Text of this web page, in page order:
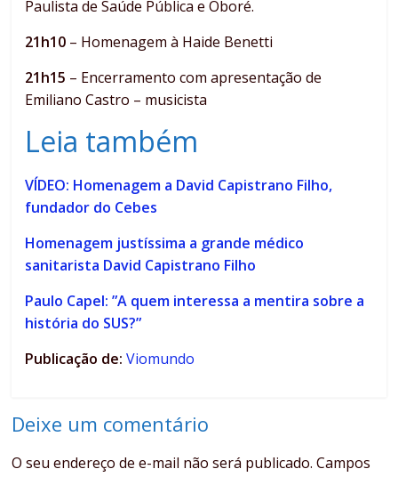
Paulista de Saúde Pública e Oboré.
21h10 – Homenagem à Haide Benetti
21h15 – Encerramento com apresentação de
Emiliano Castro – musicista
Leia também
VÍDEO: Homenagem a David Capistrano Filho,
fundador do Cebes
Homenagem justíssima a grande médico
sanitarista David Capistrano Filho
Paulo Capel: ”A quem interessa a mentira sobre a
história do SUS?”
Publicação de:Viomundo
Deixe um comentário
O seu endereço de e-mail não será publicado. Campos